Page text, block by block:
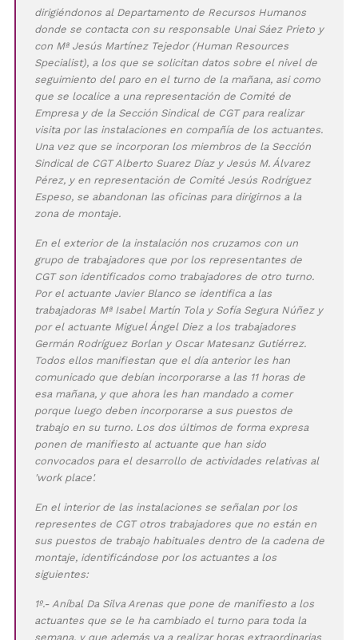
dirigiéndonos al Departamento de Recursos Humanos
donde se contacta con su responsable Unai Sáez Prieto y
con Mª Jesús Martínez Tejedor (Human Resources
Specialist), a los que se solicitan datos sobre el nivel de
seguimiento del paro en el turno de la mañana, asi como
que se localice a una representación de Comité de
Empresa y de la Sección Sindical de CGT para realizar
visita por las instalaciones en compañía de los actuantes.
Una vez que se incorporan los miembros de la Sección
Sindical de CGT Alberto Suarez Díaz y Jesús M. Álvarez
Pérez, y en representación de Comité Jesús Rodríguez
Espeso, se abandonan las oficinas para dirigirnos a la
zona de montaje.
En el exterior de la instalación nos cruzamos con un
grupo de trabajadores que por los representantes de
CGT son identificados como trabajadores de otro turno.
Por el actuante Javier Blanco se identifica a las
trabajadoras Mª Isabel Martín Tola y Sofía Segura Núñez y
por el actuante Miguel Ángel Diez a los trabajadores
Germán Rodríguez Borlan y Oscar Matesanz Gutiérrez.
Todos ellos manifiestan que el día anterior les han
comunicado que debían incorporarse a las 11 horas de
esa mañana, y que ahora les han mandado a comer
porque luego deben incorporarse a sus puestos de
trabajo en su turno. Los dos últimos de forma expresa
ponen de manifiesto al actuante que han sido
convocados para el desarrollo de actividades relativas al
'work place'.
En el interior de las instalaciones se señalan por los
representes de CGT otros trabajadores que no están en
sus puestos de trabajo habituales dentro de la cadena de
montaje, identificándose por los actuantes a los
siguientes:
1º.- Aníbal Da Silva Arenas que pone de manifiesto a los
actuantes que se le ha cambiado el turno para toda la
semana, y que además va a realizar horas extraordinarias